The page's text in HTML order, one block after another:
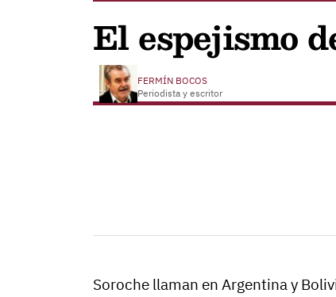
El espejismo
FERMÍN BOCOS
Periodista y escritor
Soroche llaman en Argentina y